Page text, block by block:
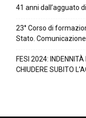
41 anni dall’agguato
23° Corso di
Stato.
FESI 2024: INDENNITÀ
CHIUDERE SUBITO